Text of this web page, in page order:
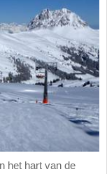
het hart van de